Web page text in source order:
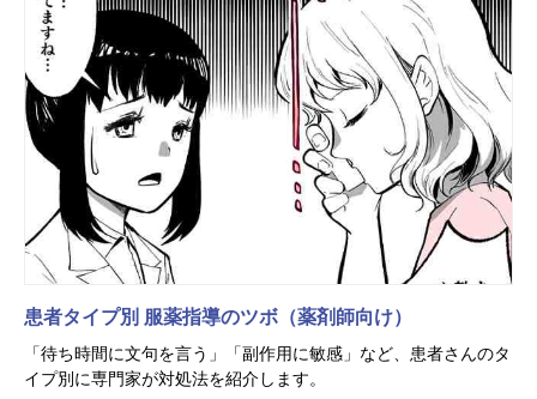
患者タイプ別 服薬指導のツボ（薬剤師向け）
「待ち時間に文句を言う」「副作用に敏感」など、患者さんのタ
イプ別に専門家が対処法を紹介します。